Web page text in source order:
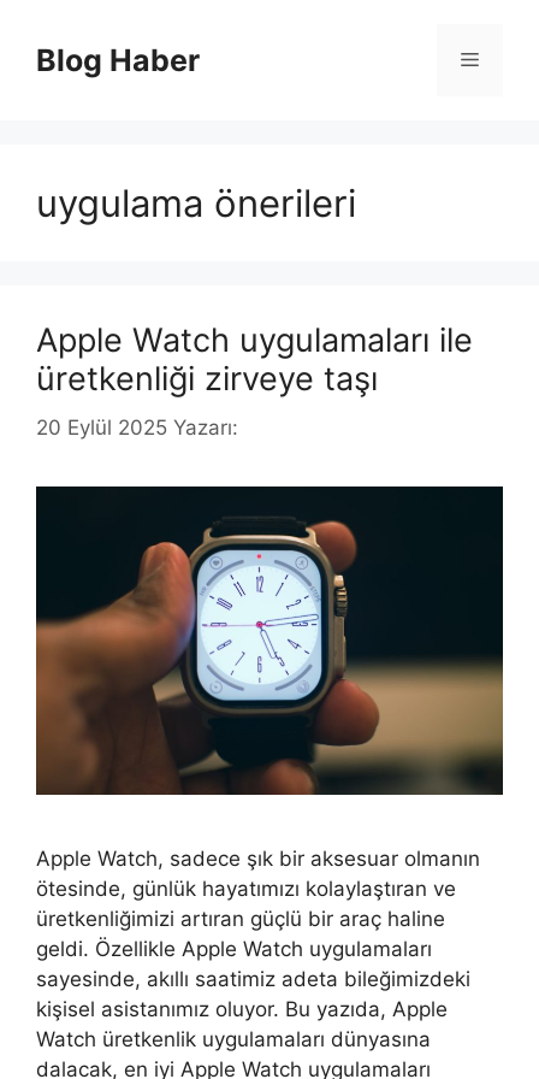
Blog Haber Menü
uygulama önerileri
Apple Watch uygulamaları ile
üretkenliği zirveye taşı
20 Eylül 2025 Yazarı:
Apple Watch, sadece şık bir aksesuar olmanın
ötesinde, günlük hayatımızı kolaylaştıran ve
üretkenliğimizi artıran güçlü bir araç haline
geldi. Özellikle Apple Watch uygulamaları
sayesinde, akıllı saatimiz adeta bileğimizdeki
kişisel asistanımız oluyor. Bu yazıda, Apple
Watch üretkenlik uygulamaları dünyasına
dalacak, en iyi Apple Watch uygulamaları